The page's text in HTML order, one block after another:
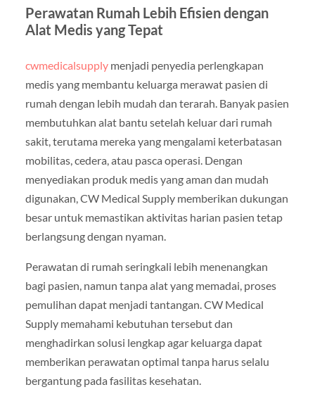
Perawatan Rumah Lebih Efisien dengan
Alat Medis yang Tepat
cwmedicalsupplymenjadi penyedia perlengkapan
medis yang membantu keluarga merawat pasien di
rumah dengan lebih mudah dan terarah. Banyak pasien
membutuhkan alat bantu setelah keluar dari rumah
sakit, terutama mereka yang mengalami keterbatasan
mobilitas, cedera, atau pasca operasi. Dengan
menyediakan produk medis yang aman dan mudah
digunakan, CW Medical Supply memberikan dukungan
besar untuk memastikan aktivitas harian pasien tetap
berlangsung dengan nyaman.
Perawatan di rumah seringkali lebih menenangkan
bagi pasien, namun tanpa alat yang memadai, proses
pemulihan dapat menjadi tantangan. CW Medical
Supply memahami kebutuhan tersebut dan
menghadirkan solusi lengkap agar keluarga dapat
memberikan perawatan optimal tanpa harus selalu
bergantung pada fasilitas kesehatan.